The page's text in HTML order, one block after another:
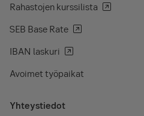
Rahastojen kurssilista
SEB Base Rate
IBAN laskuri
Avoimet työpaikat
Yhteystiedot